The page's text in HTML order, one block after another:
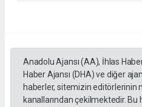
Anadolu Ajansı (AA), İhlas
Haber Ajansı (DHA) ve diğer
haberler, sitemizin editörlerinin
kanallarından çekilmektedir.